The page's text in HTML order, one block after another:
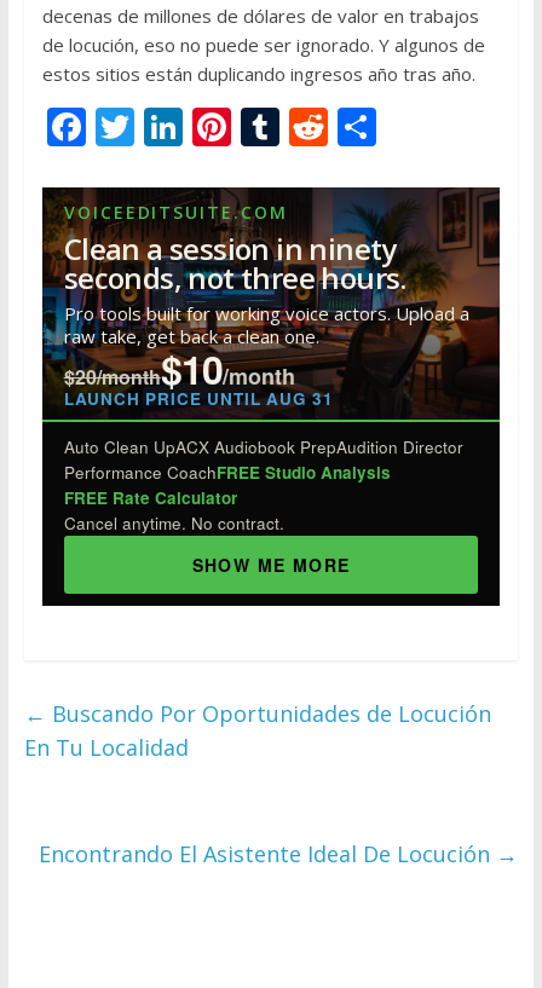
decenas de millones de dólares de valor en trabajos
de locución, eso no puede ser ignorado. Y algunos de
estos sitios están duplicando ingresos año tras año.
F
e
b
o
o
k
T
itt
er
Li
k
e
dI
n
Pi
er
e
st
T
m
bl
r
R
d
di
t
S
ar
e
VOICEEDITSUITE.COM
Clean a session in ninety
seconds, not three hours.
Pro tools built for working voice actors. Upload a
raw take, get back a clean one.
$20/month$10/month
LAUNCH PRICE UNTIL AUG 31
Auto Clean UpACX Audiobook PrepAudition Director
Performance CoachFREE Studio Analysis
FREE Rate Calculator
Cancel anytime. No contract.
SHOW ME MORE
← Buscando Por Oportunidades de Locución
En Tu Localidad
Encontrando El Asistente Ideal De Locución →